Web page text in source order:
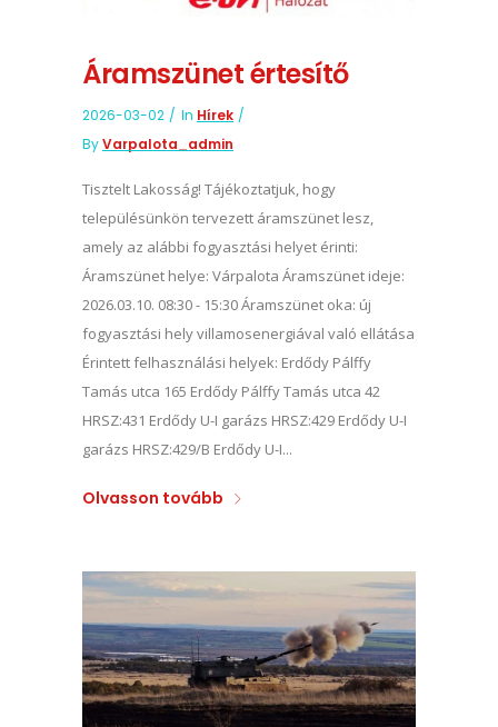
Áramszünet értesítő
2026-03-02 In Hírek
ByVarpalota_admin
Tisztelt Lakosság! Tájékoztatjuk, hogy
településünkön tervezett áramszünet lesz,
amely az alábbi fogyasztási helyet érinti:
Áramszünet helye: Várpalota Áramszünet ideje:
2026.03.10. 08:30 - 15:30 Áramszünet oka: új
fogyasztási hely villamosenergiával való ellátása
Érintett felhasználási helyek: Erdődy Pálffy
Tamás utca 165 Erdődy Pálffy Tamás utca 42
HRSZ:431 Erdődy U-I garázs HRSZ:429 Erdődy U-I
garázs HRSZ:429/B Erdődy U-I...
Olvasson tovább